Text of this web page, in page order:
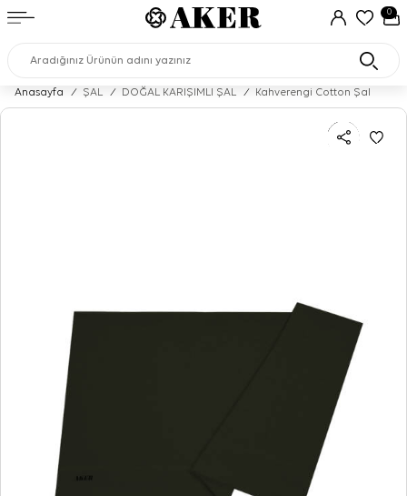
0
Anasayfa / ŞAL / DOĞAL KARIŞIMLI ŞAL / Kahverengi Cotton Şal